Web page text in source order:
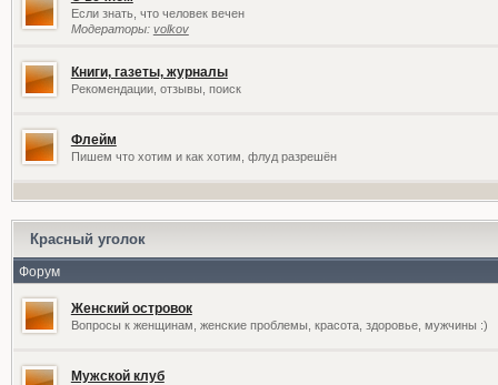
Если знать, что человек вечен
Модераторы: volkov
Книги, газеты, журналы
Рекомендации, отзывы, поиск
Флейм
Пишем что хотим и как хотим, флуд разрешён
Красный уголок
Форум
Женский островок
Вопросы к женщинам, женские проблемы, красота, здоровье, мужчины :)
Мужской клуб